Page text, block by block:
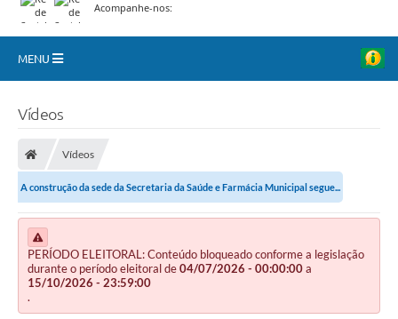
Acompanhe-nos:
MENU
Editais
Previdência
Transparência
Contato
A Prefeitura
Vídeos
Vídeos
A construção da sede da Secretaria da Saúde e Farmácia Municipal segue...
PERÍODO ELEITORAL: Conteúdo bloqueado conforme a legislação
durante o período eleitoral de04/07/2026 - 00:00:00a
15/10/2026 - 23:59:00
.